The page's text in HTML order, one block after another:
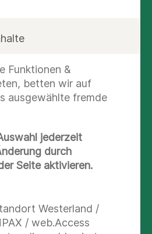
Ausbildung und
psychischen
ESC
Funktionen &
betten wir auf
ausgewählte fremde
jederzeit
durch
Seite aktivieren.
Westerland /
/ web.Access